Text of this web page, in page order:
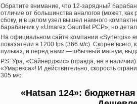
Обратите внимание, что 12-зарядный
отличие от большинства аналогов (может,
сбоку, и в целом узел вышел намного
барабанчик у «Umarex Gauntlet PCP», но
На официальном сайте компании «Synergis»
показатели в 1200 fps (366 м/с). Скорее всего,
пульках, и перед нами — обычный магнум,
P.S. Ура, «Сайнерджис» (правда, не в
«Умарекса»! И действительно, скорость
305 м/с.
«Hatsan 124»: